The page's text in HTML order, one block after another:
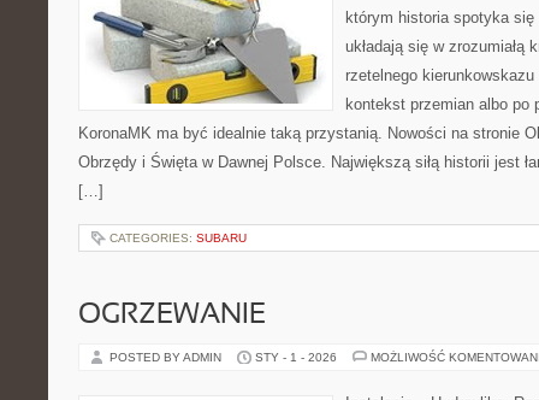
którym historia spotyka
układają się w zrozumiałą
rzetelnego
kontekst przemian albo po
KoronaMK ma być idealnie taką przystanią. Nowości na stronie
Obrzędy i Święta w Dawnej Polsce. Największą siłą historii jest
[…]
CATEGORIES: SUBARU
OGRZEWANIE
POSTED BY ADMIN STY - 1 - 2026 MOŻLIWOŚĆ